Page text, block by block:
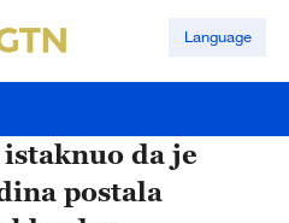
Language
da je
postala